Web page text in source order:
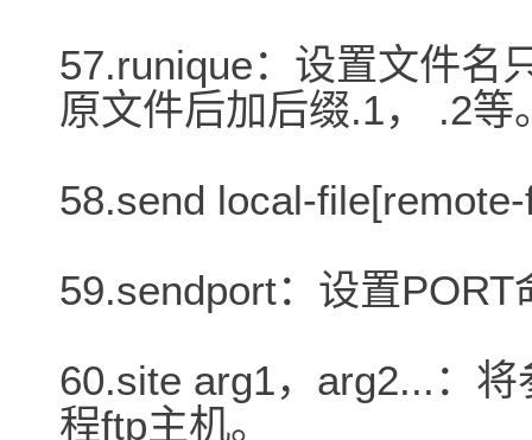
57.runique：设置文件名
原文件后加后缀.1， .2等
58.send local-
59.sendport：设置PORT
60.site arg1，arg2...：
程ftp主机。